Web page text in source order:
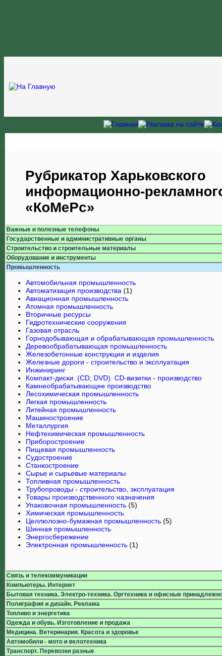
Рубрикатор Харьковского
информационно-
«КоМеРс»
Важные и полезные телефоны
Государственные и административные органы
Строительство и строительные материалы
Оборудование и инструменты
Промышленность
Автомобильная промышленность
Автоматизация производства (1)
Авиационная промышленность
Атомная промышленность
Вторичные ресурсы
Гидротехнические сооружения
Газовая отрасль
Горнодобывающая и обрабатывающая промышленность
Деревообрабатывающая промышленность
Железобетонные конструкции и изделия
Железные дороги - строительство и эксплуатация
Инжиниринг
Компакт-диски. (CD, DVD). CD-визитки - производство
Камнеобрабатывающее производство
Лесохимическая промышленность
Легкая промышленность
Литейная промышленность
Машиностроение
Металлургия
Нефтехимическая промышленность
Приборостроение
Пищевая промышленность
Судостроение
Станкостроение
Сырье и сырьевые материалы
Топливная промышленность
Трубопроводы - строительство, эксплуатация
Товары производственного назначения
Упаковочная промышленность (5)
Химическая промышленность
Целлюлозно-бумажная промышленность (5)
Шинная промышленность
Энергосбережение
Электронная промышленность (1)
Связь и телекоммуникации
Компьютеры. Интернет
Бытовая техника. Электро-техника. Оргтехника и офисные
Полиграфия и дизайн. Реклама
Топливо и энергетика
Одежда и обувь. Изготовление и продажа
Медицина. Ветеринария. Красота и здоровье
Автомобили - мото и велотехника
Транспорт. Перевозки разные